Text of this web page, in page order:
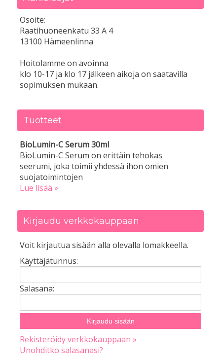
Osoite:
Raatihuoneenkatu 33 A 4
13100 Hämeenlinna
Hoitolamme on avoinna
klo 10-17 ja klo 17 jälkeen aikoja on saatavilla
sopimuksen mukaan.
Tuotteet
BioLumin-C Serum 30ml
BioLumin-C Serum on erittäin tehokas
seerumi, joka toimii yhdessä ihon omien
suojatoimintojen
Lue lisää »
Kirjaudu verkkokauppaan
Voit kirjautua sisään alla olevalla lomakkeella.
Käyttäjätunnus:
Salasana:
Rekisteröidy verkkokauppaan »
Unohditko salasanasi?